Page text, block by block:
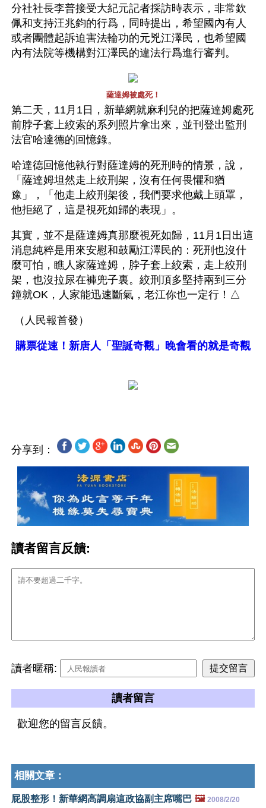
分社社長李普接受大紀元記者採訪時表示，非常欽
佩和支持汪兆鈞的行爲，同時提出，希望國內有人
或者團體起訴迫害法輪功的元兇江澤民，也希望國
內有法院等機構對江澤民的違法行爲進行審判。
薩達姆被處死！
第二天，11月1日，新華網就麻利兒的把薩達姆處死
前脖子套上絞索的系列照片拿出來，並刊登出監刑
法官哈達德的回憶錄。
哈達德回憶他執行對薩達姆的死刑時的情景，說，
「薩達姆坦然走上絞刑架，沒有任何畏懼和猶
豫」，「他走上絞刑架後，我們要求他戴上頭罩，
他拒絕了，這是視死如歸的表現」。
其實，並不是薩達姆真那麼視死如歸，11月1日出這
消息純粹是用來安慰和鼓勵江澤民的：死刑也沒什
麼可怕，瞧人家薩達姆，脖子套上絞索，走上絞刑
架，也沒拉尿在褲兜子裏。絞刑頂多堅持兩到三分
鐘就OK，人家能迅速斷氣，老江你也一定行！△
（人民報首發）
購票從速！新唐人「聖誕奇觀」晚會看的就是奇觀
分享到：
讀者留言反饋:
讀者暱稱:
讀者留言
歡迎您的留言反饋。
相關文章：
屁股整形！新華網高調扇這政協副主席嘴巴 🖼️ 2008/2/20